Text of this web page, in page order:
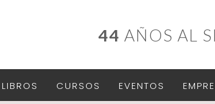
44 AÑOS AL
LIBROS CURSOS EVENTOS